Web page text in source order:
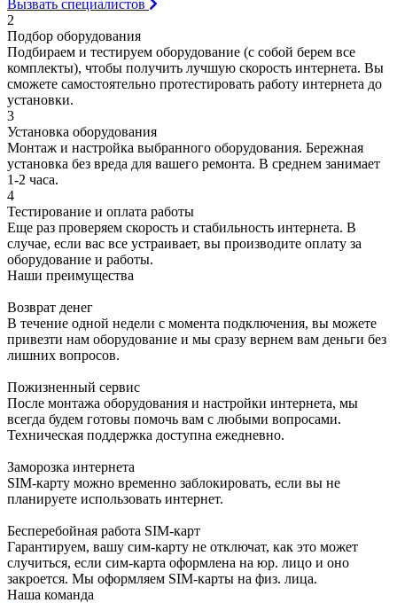
Вызвать специалистов
2
Подбор оборудования
Подбираем и тестируем оборудование (с собой берем все
комплекты), чтобы получить лучшую скорость интернета. Вы
сможете самостоятельно протестировать работу интернета до
установки.
3
Установка оборудования
Монтаж и настройка выбранного оборудования. Бережная
установка без вреда для вашего ремонта. В среднем занимает
1-2 часа.
4
Тестирование и оплата работы
Еще раз проверяем скорость и стабильность интернета. В
случае, если вас все устраивает, вы производите оплату за
оборудование и работы.
Наши преимущества
Возврат денег
В течение одной недели с момента подключения, вы можете
привезти нам оборудование и мы сразу вернем вам деньги без
лишних вопросов.
Пожизненный сервис
После монтажа оборудования и настройки интернета, мы
всегда будем готовы помочь вам с любыми вопросами.
Техническая поддержка доступна ежедневно.
Заморозка интернета
SIM-карту можно временно заблокировать, если вы не
планируете использовать интернет.
Бесперебойная работа SIM-карт
Гарантируем, вашу сим-карту не отключат, как это может
случиться, если сим-карта оформлена на юр. лицо и оно
закроется. Мы оформляем SIM-карты на физ. лица.
Наша команда